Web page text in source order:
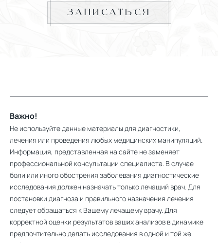
ЗАПИСАТЬСЯ
Важно!
Не используйте данные материалы для диагностики,
лечения или проведения любых медицинских манипуляций.
Информация, представленная на сайте не заменяет
профессиональной консультации специалиста. В случае
боли или иного обострения заболевания диагностические
исследования должен назначать только лечащий врач. Для
постановки диагноза и правильного назначения лечения
следует обращаться к Вашему лечащему врачу. Для
корректной оценки результатов ваших анализов в динамике
предпочтительно делать исследования в одной и той же